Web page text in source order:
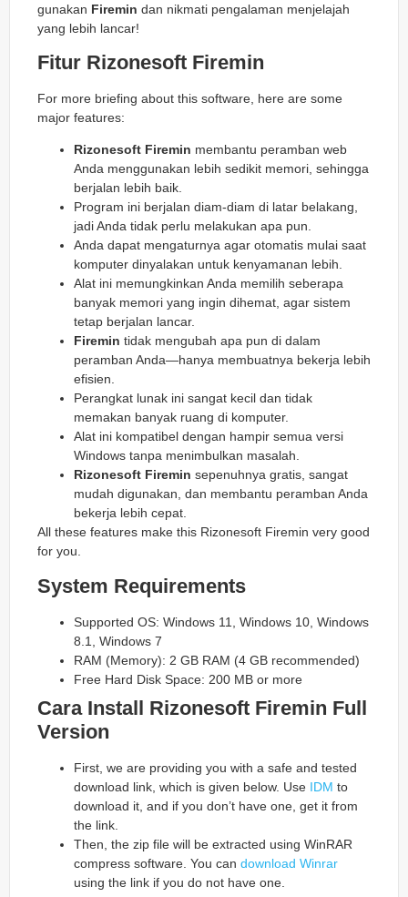
gunakan Firemin dan nikmati pengalaman menjelajah
yang lebih lancar!
Fitur Rizonesoft Firemin
For more briefing about this software, here are some
major features:
Rizonesoft Firemin membantu peramban web
Anda menggunakan lebih sedikit memori, sehingga
berjalan lebih baik.
Program ini berjalan diam-diam di latar belakang,
jadi Anda tidak perlu melakukan apa pun.
Anda dapat mengaturnya agar otomatis mulai saat
komputer dinyalakan untuk kenyamanan lebih.
Alat ini memungkinkan Anda memilih seberapa
banyak memori yang ingin dihemat, agar sistem
tetap berjalan lancar.
Firemin tidak mengubah apa pun di dalam
peramban Anda—hanya membuatnya bekerja lebih
efisien.
Perangkat lunak ini sangat kecil dan tidak
memakan banyak ruang di komputer.
Alat ini kompatibel dengan hampir semua versi
Windows tanpa menimbulkan masalah.
Rizonesoft Firemin sepenuhnya gratis, sangat
mudah digunakan, dan membantu peramban Anda
bekerja lebih cepat.
All these features make this Rizonesoft Firemin very good
for you.
System Requirements
Supported OS: Windows 11, Windows 10, Windows
8.1, Windows 7
RAM (Memory): 2 GB RAM (4 GB recommended)
Free Hard Disk Space: 200 MB or more
Cara Install Rizonesoft Firemin Full
Version
First, we are providing you with a safe and tested
download link, which is given below. Use IDM to
download it, and if you don’t have one, get it from
the link.
Then, the zip file will be extracted using WinRAR
compress software. You can download Winrar
using the link if you do not have one.